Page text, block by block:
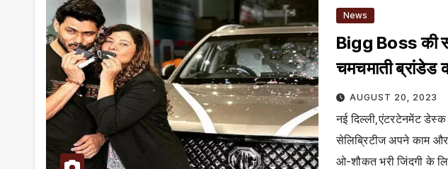
News
Bigg Boss की
चमचमाती ब्रांडेड
AUGUST 20, 2023
नई दिल्ली,एंटरटेनमेंट डेस्क
सेलिब्रिटीज अपने काम
ओ-शौकत भरी जिंदगी के